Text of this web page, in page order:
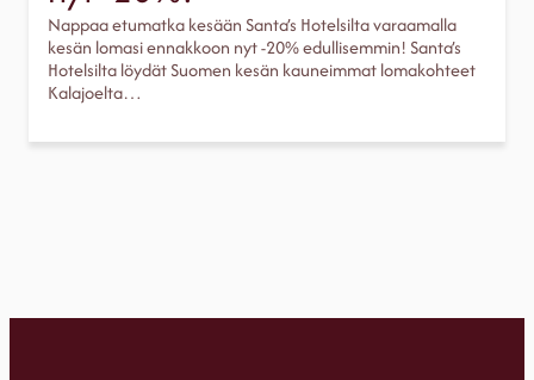
Nappaa etumatka kesään Santa’s Hotelsilta varaamalla
kesän lomasi ennakkoon nyt -20% edullisemmin! Santa’s
Hotelsilta löydät Suomen kesän kauneimmat lomakohteet
Kalajoelta…